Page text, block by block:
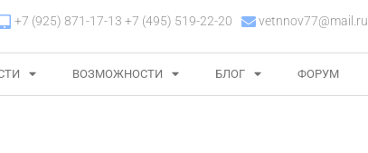
+7 (925) 871-17-13 +7 (495) 519-22-20 vetnnov77@mail.ru
ВОЗМОЖНОСТИ БЛОГ ФОРУМ